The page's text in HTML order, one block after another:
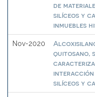
de
silíceos y
inmuebles
Nov-2020
quitosano,
interacción
silíceos y